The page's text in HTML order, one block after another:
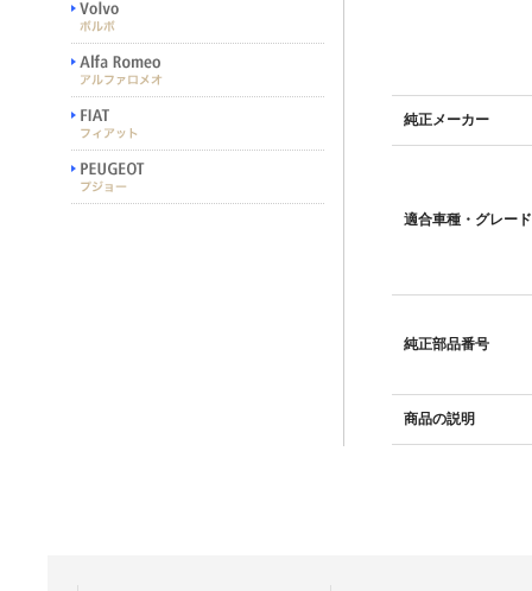
純正メーカー
適合車種・グレー
純正部品番号
商品の説明